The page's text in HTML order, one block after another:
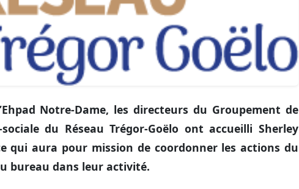
Notre-Dame, les directeurs du Groupement de
du Réseau Trégor-Goëlo ont accueilli Sherley
qui aura pour mission de coordonner les actions du
bureau dans leur activité.